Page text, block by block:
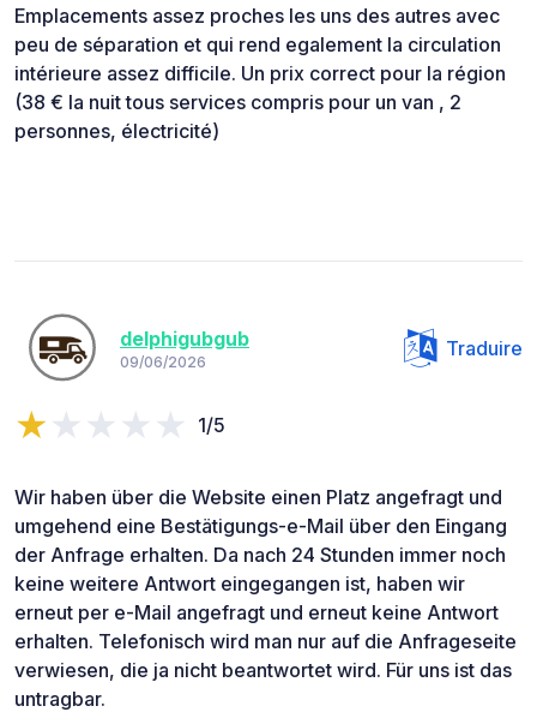
Emplacements assez proches les uns des autres avec
peu de séparation et qui rend egalement la circulation
intérieure assez difficile. Un prix correct pour la région
(38 € la nuit tous services compris pour un van , 2
personnes, électricité)
delphigubgub
09/06/2026
Traduire
1/5
Wir haben über die Website einen Platz angefragt und
umgehend eine Bestätigungs-e-Mail über den Eingang
der Anfrage erhalten. Da nach 24 Stunden immer noch
keine weitere Antwort eingegangen ist, haben wir
erneut per e-Mail angefragt und erneut keine Antwort
erhalten. Telefonisch wird man nur auf die Anfrageseite
verwiesen, die ja nicht beantwortet wird. Für uns ist das
untragbar.